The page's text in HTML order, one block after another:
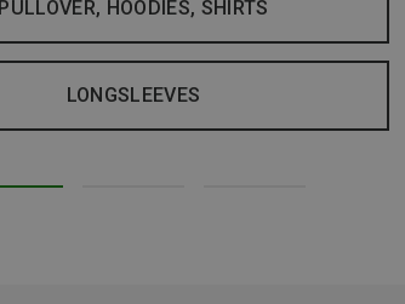
PULLOVER, HOODIES, SHIRTS
LONGSLEEVES